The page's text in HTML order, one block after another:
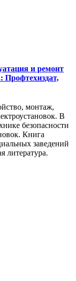
и ремонт
монтаж,
В
безопасности
Книга
заведений
литература.